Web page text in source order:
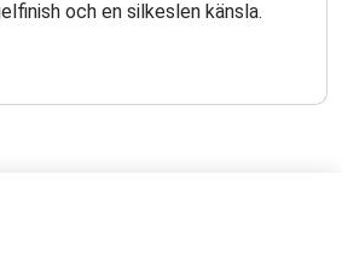
och en silkeslen känsla.